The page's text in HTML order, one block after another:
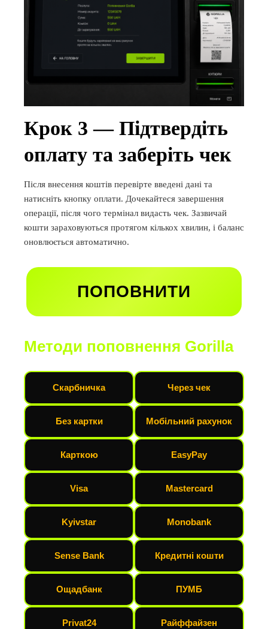
Крок 3 — Підтвердіть
оплату та заберіть чек
Після внесення коштів перевірте введені дані та
натисніть кнопку оплати. Дочекайтеся завершення
операції, після чого термінал видасть чек. Зазвичай
кошти зараховуються протягом кількох хвилин, і баланс
оновлюється автоматично.
ПОПОВНИТИ
Методи поповнення Gorilla
Скарбничка Через чек
Без картки Мобільний рахунок
Карткою EasyPay
Visa Mastercard
Kyivstar Monobank
Sense Bank Кредитні кошти
Ощадбанк ПУМБ
Privat24 Райффайзен